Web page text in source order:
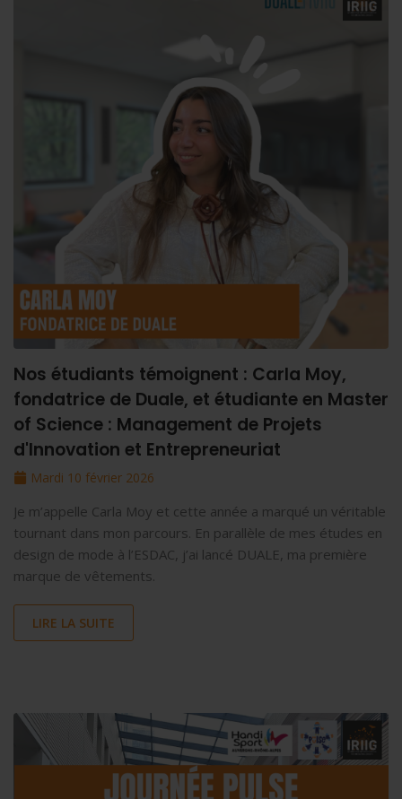
Nos étudiants témoignent : Carla Moy,
fondatrice de Duale, et étudiante en Master
of Science : Management de Projets
d'Innovation et Entrepreneuriat
Mardi 10 février 2026
Je m’appelle Carla Moy et cette année a marqué un véritable
tournant dans mon parcours. En parallèle de mes études en
design de mode à l’ESDAC, j’ai lancé DUALE, ma première
marque de vêtements.
LIRE LA SUITE